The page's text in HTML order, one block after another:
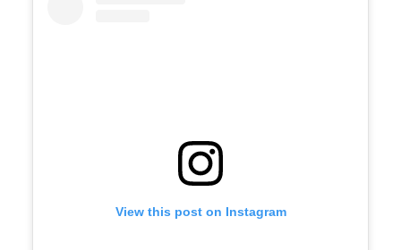
View this post on Instagram